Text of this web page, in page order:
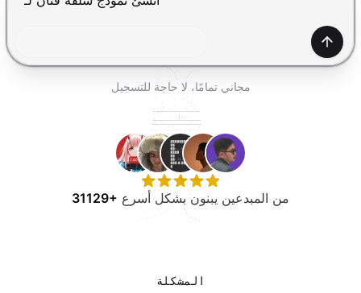
إنشاء
مجاني تمامًا، لا حاجة للتسجيل
31129+ من المبدعين يبنون بشكل أسرع
المشكلة